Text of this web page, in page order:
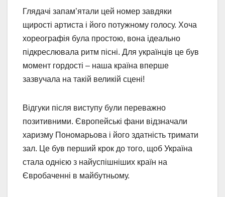
Глядачі запам’ятали цей номер завдяки
щирості артиста і його потужному голосу. Хоча
хореографія була простою, вона ідеально
підкреслювала ритм пісні. Для українців це був
момент гордості – наша країна вперше
зазвучала на такій великій сцені!
Відгуки після виступу були переважно
позитивними. Європейські фани відзначали
харизму Пономарьова і його здатність тримати
зал. Це був перший крок до того, щоб Україна
стала однією з найуспішніших країн на
Євробаченні в майбутньому.